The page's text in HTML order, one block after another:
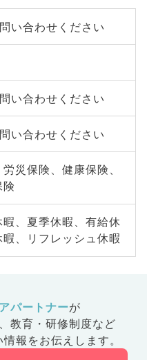
い合わせください
い合わせください
い合わせください
災保険、健康保険、
険
、夏季休暇、有給休
、リフレッシュ休暇
パートナーが
教育・研修制度など
報をお伝えします。